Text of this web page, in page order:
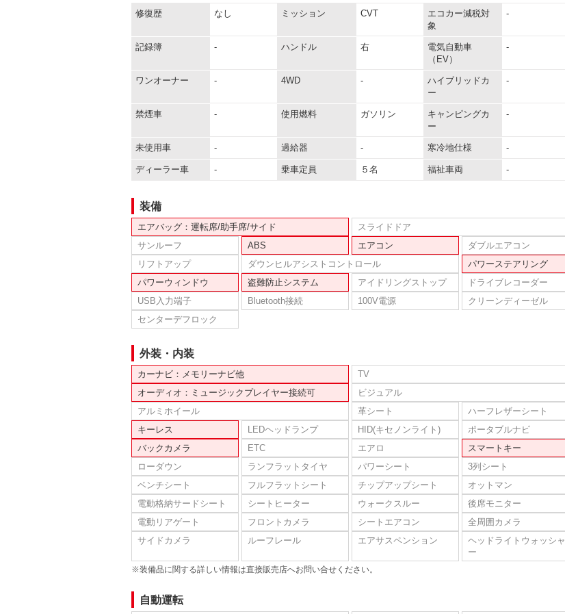
修復歴 なし ミッション CVT
エコカー減税対
象
-
記録簿 - ハンドル 右
電気自動車
（EV）
-
ワンオーナー - 4WD -
ハイブリッドカ
ー
-
禁煙車 - 使用燃料 ガソリン
キャンピングカ
ー
-
未使用車 - 過給器 - 寒冷地仕様 -
ディーラー車 - 乗車定員 ５名 福祉車両 -
装備
エアバッグ：運転席/助手席/サイド
スライドドア
サンルーフ
ABS エアコン
ダブルエアコン
リフトアップ
ダウンヒルアシストコントロール
パワーステアリング
パワーウィンドウ
盗難防止システム アイドリングストップ
ドライブレコーダー
USB入力端子
Bluetooth接続 100V電源
クリーンディーゼル
センターデフロック
外装・内装
カーナビ：メモリーナビ他
TV
オーディオ：ミュージックプレイヤー接続可
ビジュアル
アルミホイール
革シート
ハーフレザーシート
キーレス
LEDヘッドランプ HID(キセノンライト)
ポータブルナビ
バックカメラ
ETC エアロ
スマートキー
ローダウン
ランフラットタイヤ パワーシート
3列シート
ベンチシート
フルフラットシート チップアップシート
オットマン
電動格納サードシート
シートヒーター ウォークスルー
後席モニター
電動リアゲート
フロントカメラ シートエアコン
全周囲カメラ
サイドカメラ
ルーフレール エアサスペンション
ヘッドライトウォッシャ
ー
※装備品に関する詳しい情報は直接販売店へお問い合せください。
自動運転